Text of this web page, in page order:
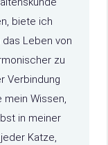
biete ich
Leben von
zu
Verbindung
Wissen,
in meiner
Katze,